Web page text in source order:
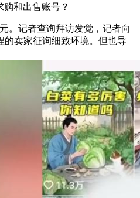
和出售账号？
记者查询拜访发觉，记者向
卖家征询细致环境。但也导